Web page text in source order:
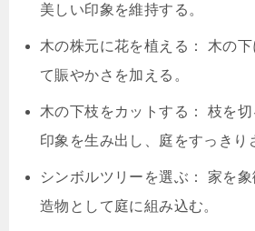
美しい印象を維持する。
木の株元に花を植える： 木の
て賑やかさを加える。
木の下枝をカットする： 枝を
印象を生み出し、庭をすっきり
シンボルツリーを選ぶ： 家を
造物として庭に組み込む。